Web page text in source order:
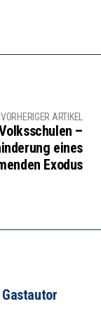
VORHERIGER ARTIKEL
–
eines
Exodus
Gastautor